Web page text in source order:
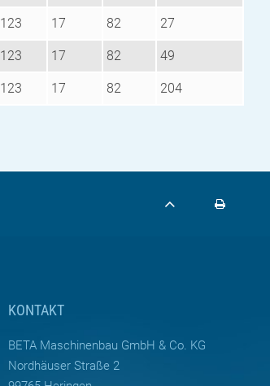
123 17 82 27
123 17 82 49
123 17 82 204
KONTAKT
BETA Maschinenbau GmbH & Co. KG
Nordhäuser Straße 2